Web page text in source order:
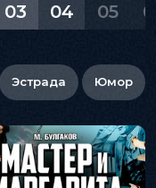
03 04 05
Эстрада Юмор